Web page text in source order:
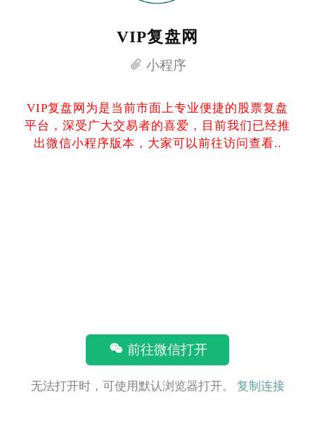
VIP复盘网
小程序
VIP复盘网为是当前市面上专业便捷的股票复盘
平台，深受广大交易者的喜爱，目前我们已经推
出微信小程序版本，大家可以前往访问查看..
前往微信打开
无法打开时，可使用默认浏览器打开。 复制连接